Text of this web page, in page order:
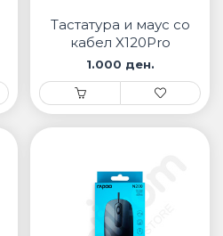
Тастатура и маус со
кабел X120Pro
1.000 ден.